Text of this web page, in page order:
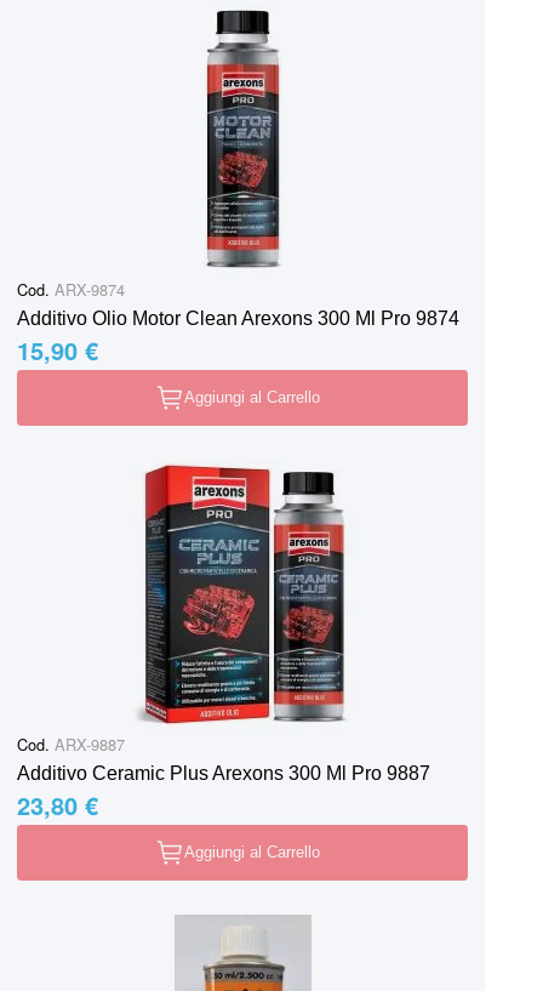
Cod. ARX-9874
Additivo Olio Motor Clean Arexons 300 Ml Pro 9874
15,90 €
Aggiungi al Carrello
Cod. ARX-9887
Additivo Ceramic Plus Arexons 300 Ml Pro 9887
23,80 €
Aggiungi al Carrello